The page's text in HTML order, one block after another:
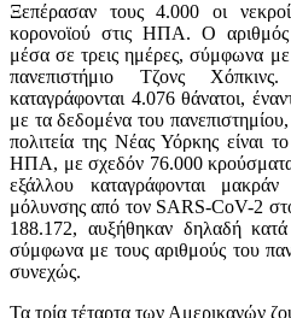
Ξεπέρασαν τους 4.000 οι
κορονοϊού στις ΗΠΑ. Ο αριθμός
μέσα σε τρεις ημέρες, σύμφωνα με
πανεπιστήμιο Τζονς
καταγράφονται 4.076 θάνατοι,
με τα δεδομένα του
πολιτεία της Νέας Υόρκης είναι
ΗΠΑ, με σχεδόν 76.000
εξάλλου καταγράφονται
μόλυνσης από τον SARS-CoV-2
188.172, αυξήθηκαν δηλαδή
σύμφωνα με τους αριθμούς του
συνεχώς.
Τα τρία τέταρτα των Αμερικανών